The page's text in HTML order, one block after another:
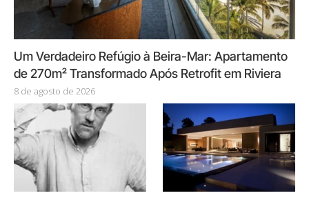
Um Verdadeiro Refúgio à Beira-Mar: Apartamento
de 270m² Transformado Após Retrofit em Riviera
8 de agosto de 2026